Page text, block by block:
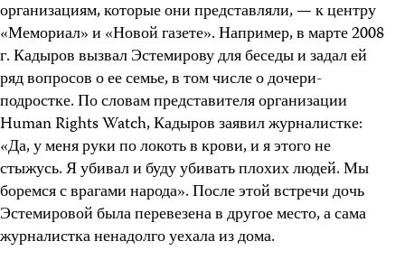
организациям, которые они представляли, — к центру
«Мемориал» и «Новой газете». Например, в марте 2008
г. Кадыров вызвал Эстемирову для беседы и задал ей
ряд вопросов о ее семье, в том числе о дочери-
подростке. По словам представителя организации
Human Rights Watch, Кадыров заявил журналистке:
«Да, у меня руки по локоть в крови, и я этого не
стыжусь. Я убивал и буду убивать плохих людей. Мы
боремся с врагами народа». После этой встречи дочь
Эстемировой была перевезена в другое место, а сама
журналистка ненадолго уехала из дома.